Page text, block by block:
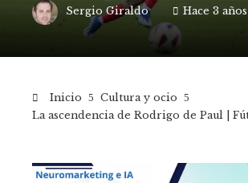
Sergio Giraldo Hace 3 años
Inicio
Cultura y ocio
La ascendencia de Rodrigo de Paul |